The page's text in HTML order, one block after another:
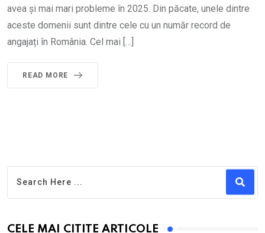
avea și mai mari probleme în 2025. Din păcate, unele dintre
aceste domenii sunt dintre cele cu un număr record de
angajați în România. Cel mai […]
READ MORE
CELE MAI CITITE ARTICOLE